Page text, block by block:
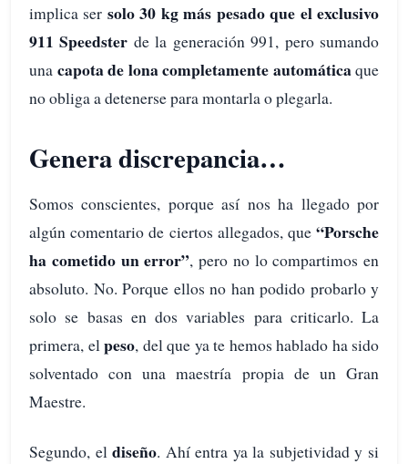
implica ser solo 30 kg más pesado que el exclusivo
911 Speedster de la generación 991, pero sumando
una capota de lona completamente automáticaque
no obliga a detenerse para montarla o plegarla.
Genera discrepancia…
Somos conscientes, porque así nos ha llegado por
algún comentario de ciertos allegados, que “Porsche
ha cometido un error”, pero no lo compartimos en
absoluto. No. Porque ellos no han podido probarlo y
solo se basas en dos variables para criticarlo. La
primera, elpeso, del que ya te hemos hablado ha sido
solventado con una maestría propia de un Gran
Maestre.
Segundo, eldiseño. Ahí entra ya la subjetividad y si